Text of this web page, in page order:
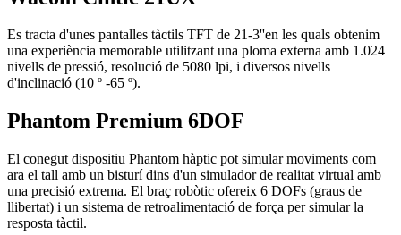
Es tracta d'unes pantalles tàctils TFT de 21-3''en les quals obtenim
una experiència memorable utilitzant una ploma externa amb 1.024
nivells de pressió, resolució de 5080 lpi, i diversos nivells
d'inclinació (10 º -65 º).
Phantom Premium 6DOF
El conegut dispositiu Phantom hàptic pot simular moviments com
ara el tall amb un bisturí dins d'un simulador de realitat virtual amb
una precisió extrema. El braç robòtic ofereix 6 DOFs (graus de
llibertat) i un sistema de retroalimentació de força per simular la
resposta tàctil.